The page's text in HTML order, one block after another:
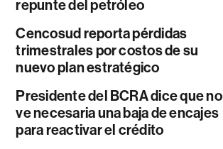
repunte del petróleo
Cencosud reporta pérdidas
trimestrales por costos de su
nuevo plan estratégico
Presidente del BCRA dice que no
ve necesaria una baja de encajes
para reactivar el crédito